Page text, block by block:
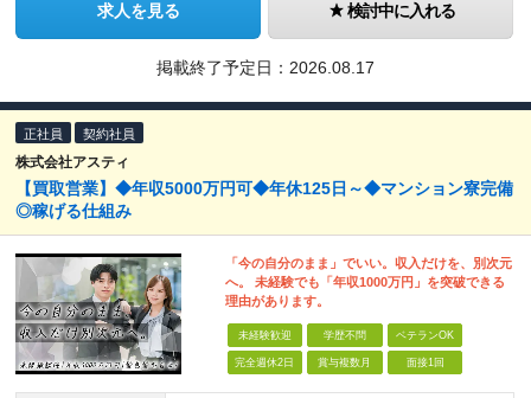
求人を見る 検討中に入れる
掲載終了予定日： 2026.08.17
正社員 契約社員
株式会社アスティ
【買取営業】◆年収5000万円可◆年休125日～◆マンション寮完備
◎稼げる仕組み
「今の自分のまま」でいい。収入だけを、別次元
へ。 未経験でも「年収1000万円」を突破できる
理由があります。
未経験歓迎 学歴不問 ベテランOK
完全週休2日 賞与複数月 面接1回